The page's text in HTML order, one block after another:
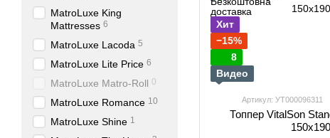
Хит
−15%
8
Видео
Артикул: УТ000096311
Топпер VitalSon
MatroLuxe King
Mattresses 6
MatroLuxe Lacoda 5
MatroLuxe Lite Price 6
MatroLuxe Matro-Roll 0
MatroLuxe Romance 10
MatroLuxe Shine 1